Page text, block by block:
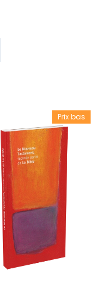
Prix bas